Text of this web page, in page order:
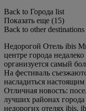
Back to Города list
Показать еще (15)
Back to other
Недорогой Отель ibis
центре города
организуется самый
На фестиваль
насладиться
Отличная новость:
лучших районах
недорогих отелях ibis,